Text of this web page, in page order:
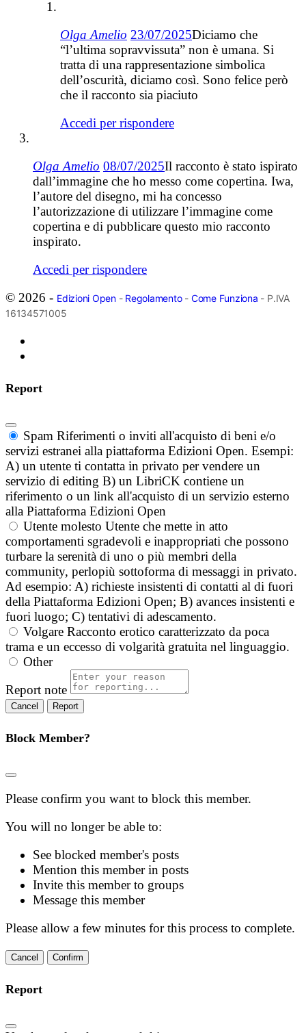
Olga Amelio 23/07/2025Diciamo che
“l’ultima sopravvissuta” non è umana. Si
tratta di una rappresentazione simbolica
dell’oscurità, diciamo così. Sono felice però
che il racconto sia piaciuto
Accedi per rispondere
Olga Amelio 08/07/2025Il racconto è stato ispirato
dall’immagine che ho messo come copertina. Iwa,
l’autore del disegno, mi ha concesso
l’autorizzazione di utilizzare l’immagine come
copertina e di pubblicare questo mio racconto
inspirato.
Accedi per rispondere
© 2026 - Edizioni Open- Regolamento- Come Funziona - P.IVA
16134571005
Report
Spam Riferimenti o inviti all'acquisto di beni e/o
servizi estranei alla piattaforma Edizioni Open. Esempi:
A) un utente ti contatta in privato per vendere un
servizio di editing B) un LibriCK contiene un
riferimento o un link all'acquisto di un servizio esterno
alla Piattaforma Edizioni Open
Utente molesto Utente che mette in atto
comportamenti sgradevoli e inappropriati che possono
turbare la serenità di uno o più membri della
community, perlopiù sottoforma di messaggi in privato.
Ad esempio: A) richieste insistenti di contatti al di fuori
della Piattaforma Edizioni Open; B) avances insistenti e
fuori luogo; C) tentativi di adescamento.
Volgare Racconto erotico caratterizzato da poca
trama e un eccesso di volgarità gratuita nel linguaggio.
Other
Report note
Report
Block Member?
Please confirm you want to block this member.
You will no longer be able to:
See blocked member's posts
Mention this member in posts
Invite this member to groups
Message this member
Please allow a few minutes for this process to complete.
Confirm
Report